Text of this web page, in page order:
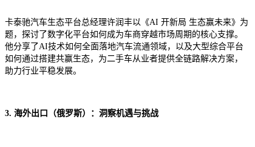
卡泰驰汽车生态平台总经理许润丰以《AI 开新局 生态赢未来》为
题，探讨了数字化平台如何成为车商穿越市场周期的核心支撑。
他分享了AI技术如何全面落地汽车流通领域，以及大型综合平台
如何通过搭建共赢生态，为二手车从业者提供全链路解决方案，
助力行业平稳发展。
3. 海外出口（俄罗斯）：洞察机遇与挑战